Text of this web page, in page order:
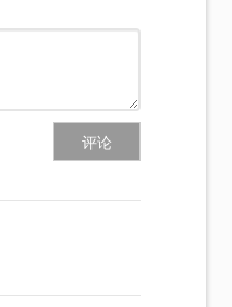
评论